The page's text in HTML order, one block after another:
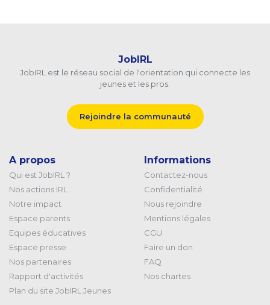
JobIRL
JobIRL est le réseau social de l'orientation qui connecte les
jeunes et les pros.
Rejoindre la communauté
A propos
Qui est JobIRL ?
Nos actions IRL
Notre impact
Espace parents
Equipes éducatives
Espace presse
Nos partenaires
Rapport d'activités
Plan du site JobIRL Jeunes
Informations
Contactez-nous
Confidentialité
Nous rejoindre
Mentions légales
CGU
Faire un don
FAQ
Nos chartes